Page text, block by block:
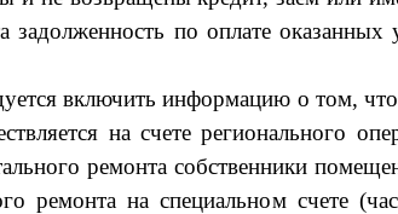
задолженность по оплате
включить информацию о том,
на счете регионального
ремонта собственники
ремонта на специальном счете